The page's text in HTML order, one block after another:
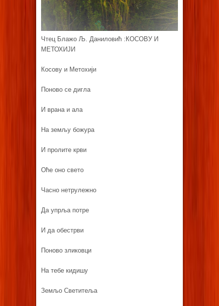
Чтец Блажо Љ. Даниловић :КОСОВУ И
МЕТОХИЈИ
Косову и Метохији
Поново се дигла
И врана и ала
На земљу божура
И пролите крви
Оће оно свето
Часно нетрулежно
Да упрља потре
И да обестрви
Поново зликовци
На тебе кидишу
Земљо Светитеља